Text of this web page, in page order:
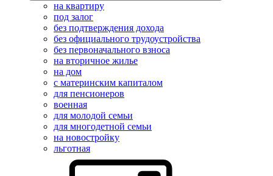
на квартиру
под залог
без подтверждения дохода
без официального трудоустройства
без первоначального взноса
на вторичное жилье
на дом
с материнским капиталом
для пенсионеров
военная
для молодой семьи
для многодетной семьи
на новостройку
льготная